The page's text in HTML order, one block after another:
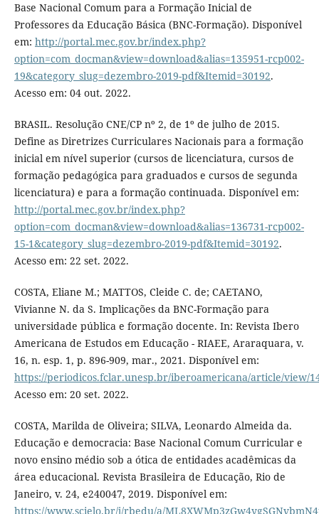
Base Nacional Comum para a Formação Inicial de
Professores da Educação Básica (BNC-Formação). Disponível
em: http://portal.mec.gov.br/index.php?
option=com_docman&view=download&alias=135951-rcp002-
19&category_slug=dezembro-2019-pdf&Itemid=30192.
Acesso em: 04 out. 2022.
BRASIL. Resolução CNE/CP nº 2, de 1º de julho de 2015.
Define as Diretrizes Curriculares Nacionais para a formação
inicial em nível superior (cursos de licenciatura, cursos de
formação pedagógica para graduados e cursos de segunda
licenciatura) e para a formação continuada. Disponível em:
http://portal.mec.gov.br/index.php?
option=com_docman&view=download&alias=136731-rcp002-
15-1&category_slug=dezembro-2019-pdf&Itemid=30192.
Acesso em: 22 set. 2022.
COSTA, Eliane M.; MATTOS, Cleide C. de; CAETANO,
Vivianne N. da S. Implicações da BNC-Formação para
universidade pública e formação docente. In: Revista Ibero
Americana de Estudos em Educação - RIAEE, Araraquara, v.
16, n. esp. 1, p. 896-909, mar., 2021. Disponível em:
https://periodicos.fclar.unesp.br/iberoamericana/article/view/
Acesso em: 20 set. 2022.
COSTA, Marilda de Oliveira; SILVA, Leonardo Almeida da.
Educação e democracia: Base Nacional Comum Curricular e
novo ensino médio sob a ótica de entidades acadêmicas da
área educacional. Revista Brasileira de Educação, Rio de
Janeiro, v. 24, e240047, 2019. Disponível em:
https://www.scielo.br/j/rbedu/a/